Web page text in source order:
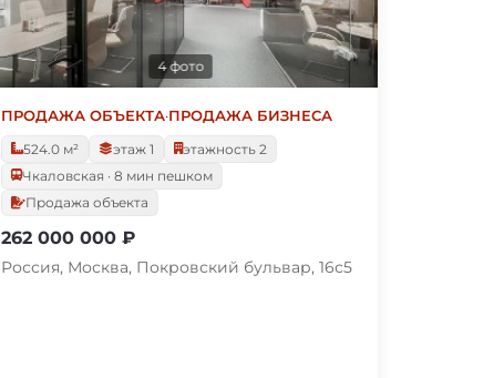
4 фото
ПРОДАЖА ОБЪЕКТА·ПРОДАЖА БИЗНЕСА
524.0 м²
этаж 1
этажность 2
Чкаловская · 8 мин пешком
Продажа объекта
262 000 000 ₽
Россия, Москва, Покровский бульвар, 16с5